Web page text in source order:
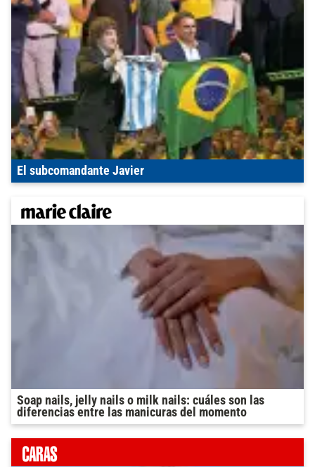
El subcomandante Javier
Soap nails, jelly nails o milk nails: cuáles son las
diferencias entre las manicuras del momento